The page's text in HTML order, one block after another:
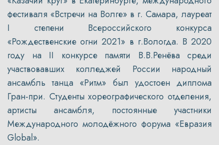
фестиваля «Встречи на Волге» в г. Самара, лауреат
I степени Всероссийского конкурса
«Рождественские огни 2021» в г.Вологда. В 2020
году на II конкурсе памяти В.В.Ренёва среди
участвовавших колледжей России народный
ансамбль танца «Ритм» был удостоен диплома
Гран-при. Студенты хореографического отделения,
артисты ансамбля, постоянные участники
Международного молодёжного форума «Евразия
Global».